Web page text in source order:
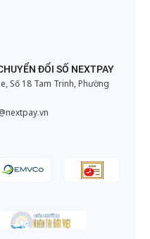
ĐỔI SỐ NEXTPAY
Số 18 Tam Trinh, Phường